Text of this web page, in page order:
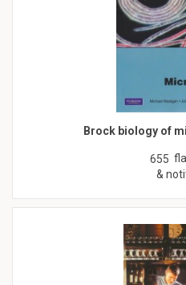
Brock biology of
655
&